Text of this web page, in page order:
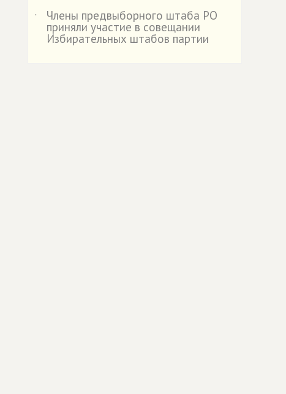
˙
Члены предвыборного штаба РО
приняли участие в совещании
Избирательных штабов партии